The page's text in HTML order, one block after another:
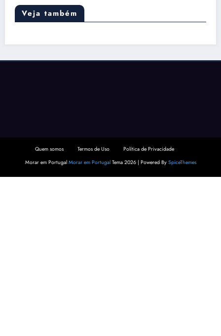
Veja também
Quem somos Termos de Uso
Política de Privacidade
Morar em Portugal Morar em PortugalTema 2026 | Powered By SpiceThemes